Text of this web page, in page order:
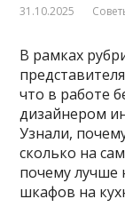
31.10.2025
В рамках
что в работе
дизайнером
Узнали,
сколько на
почему лучше
шкафов на